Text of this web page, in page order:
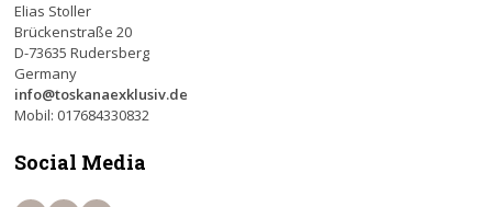
Elias Stoller
Brückenstraße 20
D-73635 Rudersberg
Germany
info@toskanaexklusiv.de
Mobil: 017684330832
Social Media